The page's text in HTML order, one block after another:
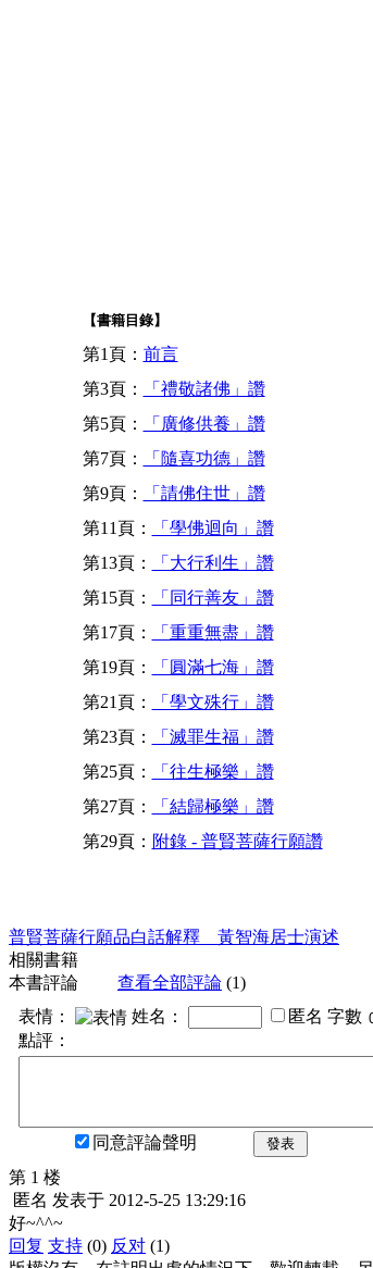
【書籍目錄】
第1頁： 前言
第3頁：
「禮敬諸佛」讚
第5頁：
「廣修供養」讚
第7頁：
「隨喜功德」讚
第9頁：
「請佛住世」讚
第11頁：
「學佛迴向」讚
第13頁：
「大行利生」讚
第15頁：
「同行善友」讚
第17頁：
「重重無盡」讚
第19頁：
「圓滿七海」讚
第21頁：
「學文殊行」讚
第23頁：
「滅罪生福」讚
第25頁：
「往生極樂」讚
第27頁：
「結歸極樂」讚
第29頁： 附錄 - 普賢菩薩行願讚
普賢菩薩行願品白話解釋 黃智海居士演述
相關書籍
本書評論
查看全部評論 (1)
表情：
姓名： 匿名 字數
點評：
同意評論聲明 發表
第 1 楼
匿名 发表于 2012-5-25 13:29:16
好~^^~
回复 支持 (0) 反对 (1)